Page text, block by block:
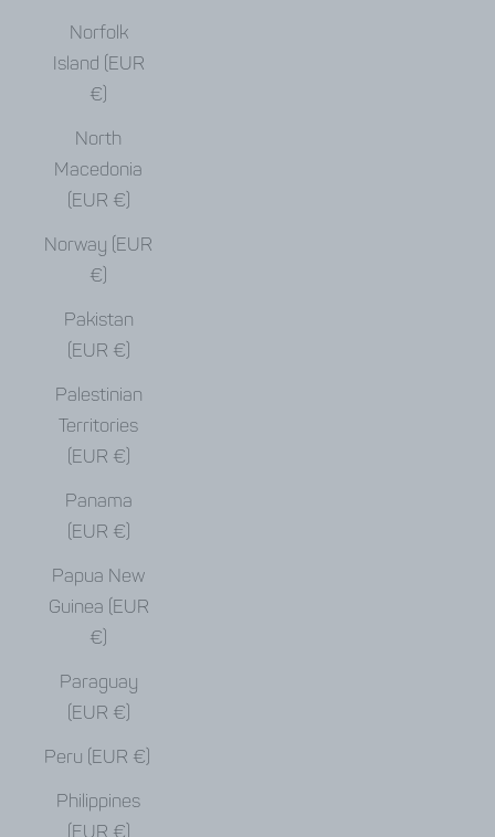
Norfolk
Island (EUR
€)
North
Macedonia
(EUR €)
Norway (EUR
€)
Pakistan
(EUR €)
Palestinian
Territories
(EUR €)
Panama
(EUR €)
Papua New
Guinea (EUR
€)
Paraguay
(EUR €)
Peru (EUR €)
Philippines
(EUR €)